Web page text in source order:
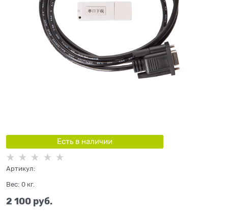
Есть в наличии
Артикул:
Вес: 0 кг.
2 100 руб.